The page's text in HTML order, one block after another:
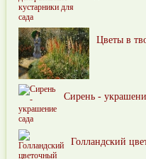
Цветы в
Сирень -
Голландский